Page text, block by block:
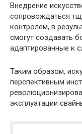
Внедрение
сопровождаться
контролем, в
смогут создавать
адаптированные к
Таким образом,
перспективным
эксплуатации